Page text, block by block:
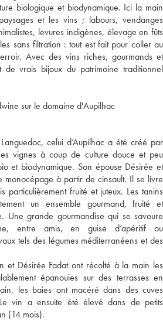
biologique et biodynamique. Ici la main
et les vins ; labours, vendanges
levures indigènes, élevage en fûts
sans filtration : tout est fait pour coller au
Avec des vins riches, gourmands et
de vrais bijoux du patrimoine traditionnel
sur le domaine d'Aupilhac
celui d’Aupilhac a été créé par
vignes à coup de culture douce et peu
et biodynamique. Son épouse Désirée et
monocépage à partir de cinsault. Il se livre
particulièrement fruité et juteux. Les tanins
un ensemble gourmand, fruité et
Une grande gourmandise qui se savoure
entre amis, en guise d’apéritif ou
tels des légumes méditerranéens et des
et Désirée Fadat ont récolté à la main les
épanouies sur des terrasses en
les baies ont macéré dans des cuves
vin a ensuite été élevé dans de petits
(14 mois).